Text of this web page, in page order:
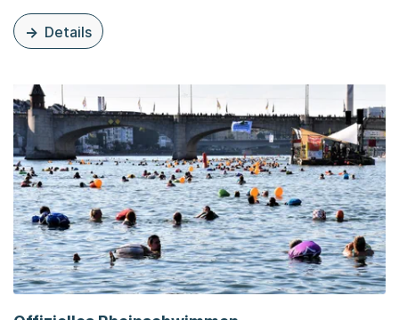
Details
zu dieser Veranstaltung: FLOSS Festival